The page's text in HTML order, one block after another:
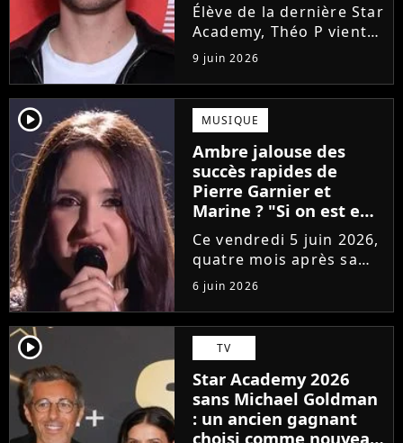
Élève de la dernière Star
Academy, Théo P vient
de sortir son premier
single Garçon solide. En
interview, l'ancien
candidat se livre à
coeur ouvert sur
l'avenir incertain dans
le milieu...
9 juin 2026
player2 MUSIQUE
Ambre jalouse des
succès rapides de
Pierre Garnier et
Marine ? "Si on est en
compétition..."
Ce vendredi 5 juin 2026,
quatre mois après sa
victoire à la Star
Academy, Ambre a
dévoilé J'me demande,
son premier single. Une
chanson arrivée
tardivement vis-à-vis
des carrières...
6 juin 2026
player2 TV
Star Academy 2026
sans Michael Goldman
: un ancien gagnant
choisi comme nouveau